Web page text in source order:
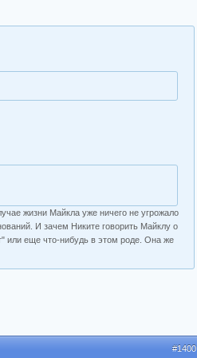
жизни Майкла уже ничего не угрожало
И зачем Никите говорить Майклу о
или еще что-нибудь в этом роде. Она же
#1400